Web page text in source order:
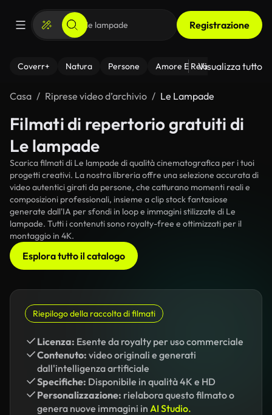
Registrazione
Coverr+ Natura Persone Amore E Relazioni Il
Visualizza tutto
Casa Riprese video d’archivio Le Lampade
Filmati di repertorio gratuiti di
Le lampade
Scarica filmati di Le lampade di qualità cinematografica per i tuoi
progetti creativi. La nostra libreria offre una selezione accurata di
video autentici girati da persone, che catturano momenti reali e
composizioni professionali, insieme a clip stock fantasiose
generate dall'IA per sfondi in loop e immagini stilizzate di Le
lampade. Tutti i contenuti sono royalty-free e ottimizzati per il
montaggio in 4K.
Esplora tutto il catalogo
Riepilogo della raccolta di filmati
Licenza: Esente da royalty per uso commerciale
Contenuto: video originali e generati
dall'intelligenza artificiale
Specifiche: Disponibile in qualità 4K e HD
Personalizzazione: rielabora questo filmato o
genera nuove immagini in AI Studio.